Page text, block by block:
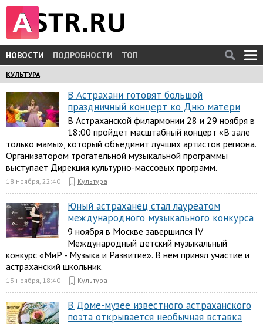
НОВОСТИ ПОДРОБНОСТИ ТОП
КУЛЬТУРА
В Астрахани готовят большой
праздничный концерт ко Дню матери
В Астраханской филармонии 28 и 29 ноября в
18:00 пройдет масштабный концерт «В зале
только мамы», который объединит лучших артистов региона.
Организатором трогательной музыкальной программы
выступает Дирекция культурно-массовых программ.
18 ноября, 22:40 Культура
Юный астраханец стал лауреатом
международного музыкального конкурса
9 ноября в Москве завершился IV
Международный детский музыкальный
конкурс «МиР - Музыка и Развитие». В нем принял участие и
астраханский школьник.
13 ноября, 18:40 Культура
В Доме-музее известного астраханского
поэта открывается необычная вставка